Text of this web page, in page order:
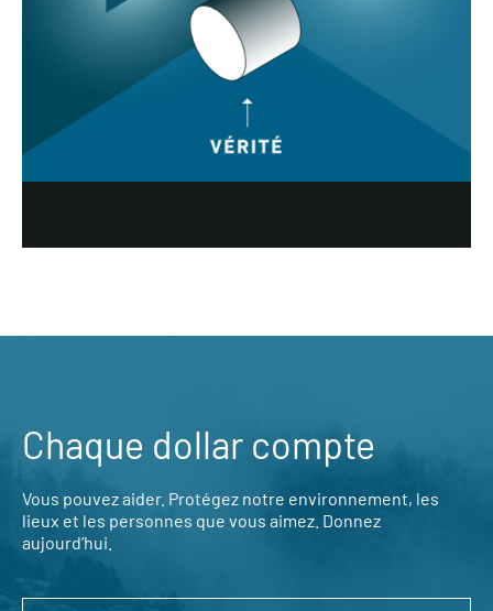
Chaque dollar compte
Vous pouvez aider. Protégez notre environnement, les
lieux et les personnes que vous aimez. Donnez
aujourd’hui.